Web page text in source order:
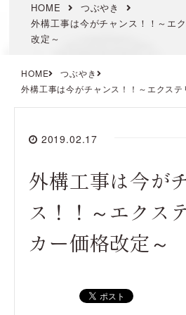
HOME
つぶやき
外構工事は今がチャンス！！～エ
改定～
HOME
つぶやき
外構工事は今がチャンス！！～エクス
2019.02.17
外構工事は今が
ス！！～エクス
カー価格改定～